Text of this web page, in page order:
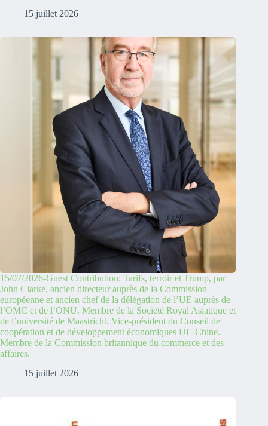
15 juillet 2026
15/07/2026-Guest Contribution: Tarifs, terroir et Trump, par
John Clarke, ancien directeur auprès de la Commission
européenne et ancien chef de la délégation de l’UE auprès de
l’OMC et de l’ONU. Membre de la Société Royal Asiatique et
de l’université de Maastricht. Vice-président du Conseil de
coopération et de développement économiques UE-Chine.
Membre de la Commission britannique du commerce et des
affaires.
15 juillet 2026